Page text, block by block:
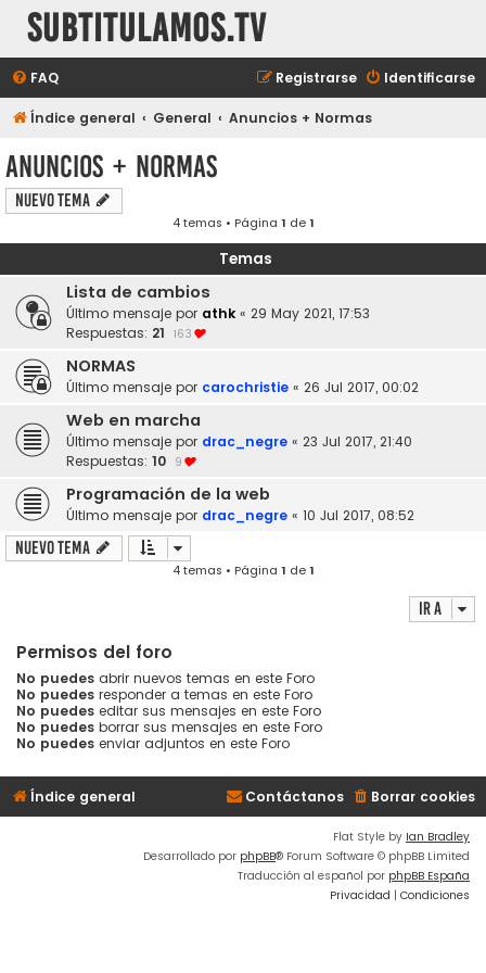
subtitulamos.tv
FAQ Identificarse
Registrarse
Índice general General Anuncios + Normas
Anuncios + Normas
Nuevo Tema
4 temas • Página 1 de1
Temas
Lista de cambios
Último mensaje por athk « 29 May 2021, 17:53
Respuestas: 21 163
NORMAS
Último mensaje por carochristie « 26 Jul 2017, 00:02
Web en marcha
Último mensaje por drac_negre « 23 Jul 2017, 21:40
Respuestas: 10 9
Programación de la web
Último mensaje por drac_negre « 10 Jul 2017, 08:52
Nuevo Tema
4 temas • Página 1 de1
Ir a
Permisos del foro
No puedes abrir nuevos temas en este Foro
No puedes responder a temas en este Foro
No puedes editar sus mensajes en este Foro
No puedes borrar sus mensajes en este Foro
No puedes enviar adjuntos en este Foro
Índice general Borrar cookies
Contáctanos
Flat Style by Ian Bradley
Desarrollado por phpBB® Forum Software © phpBB Limited
Traducción al español por phpBB España
Privacidad | Condiciones